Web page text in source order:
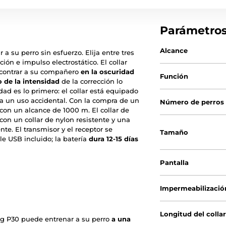
a su perro sin esfuerzo. Elija entre tres
e impulso electrostático. El collar
a su compañero en la oscuridad
de la intensidad de la corrección lo
es lo primero: el collar está equipado
uso accidental. Con la compra de un
un alcance de 1000 m. El collar de
un collar de nylon resistente y una
El transmisor y el receptor se
USB incluido; la batería dura 12-15 días
P30 puede entrenar a su perro a una
Alcance
Función
Número de perros
Tamaño
Pantalla
Longitud del collar